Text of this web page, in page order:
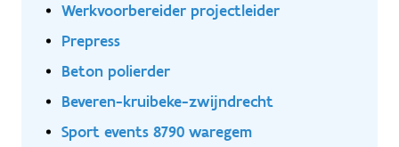
Werkvoorbereider projectleider
Prepress
Beton polierder
Beveren-kruibeke-zwijndrecht
Sport events 8790 waregem